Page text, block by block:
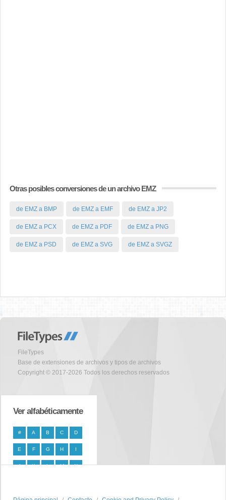
Otras posibles conversiones de un archivo EMZ
de EMZ a BMP de EMZ a EMF de EMZ a JP2
de EMZ a PCX de EMZ a PDF de EMZ a PNG
de EMZ a PSD de EMZ a SVG de EMZ a SVGZ
FileTypes
Base de extensiones de archivos y tipos de archivos
Copyright © 2017-2026 Todos los derechos reservados
Ver alfabéticamente
# A B C D
E F G H I
J K L M N